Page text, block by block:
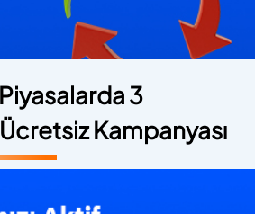
3
Kampanyası